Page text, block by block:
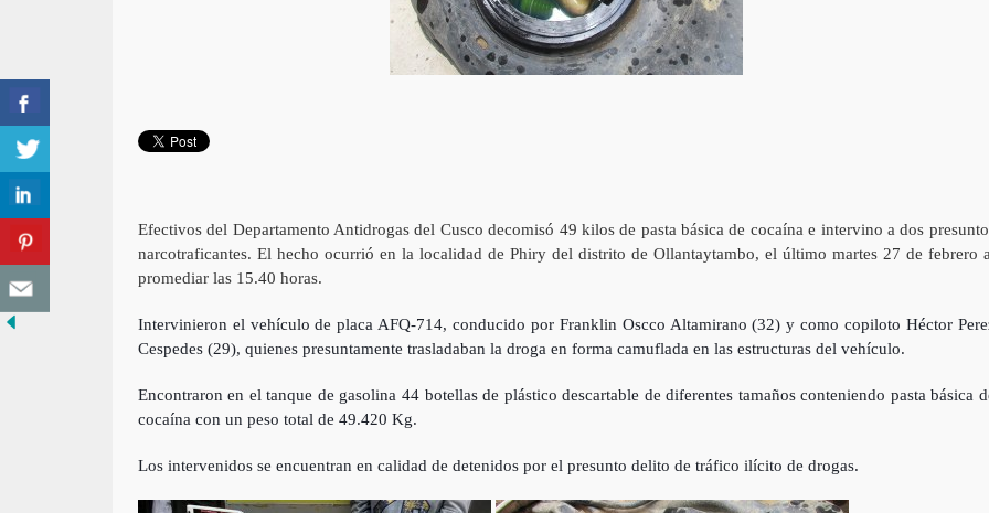
Efectivos del Departamento Antidrogas del Cusco decomisó 49 kilos de pasta básica de cocaína e intervino a dos
narcotraficantes. El hecho ocurrió en la localidad de Phiry del distrito de Ollantaytambo, el último martes 27 de febrero
promediar las 15.40 horas.
Intervinieron el vehículo de placa AFQ-714, conducido por Franklin Oscco Altamirano (32) y como copiloto Héctor
Cespedes (29), quienes presuntamente trasladaban la droga en forma camuflada en las estructuras del vehículo.
Encontraron en el tanque de gasolina 44 botellas de plástico descartable de diferentes tamaños conteniendo pasta básica
cocaína con un peso total de 49.420 Kg.
Los intervenidos se encuentran en calidad de detenidos por el presunto delito de tráfico ilícito de drogas.